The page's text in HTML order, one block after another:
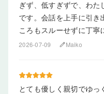
ぎず、低すぎずで、わた
です。会話を上手に引き
ころもスルーせずに丁寧
2026-07-09 editMaiko
とても優しく親切でゆっ